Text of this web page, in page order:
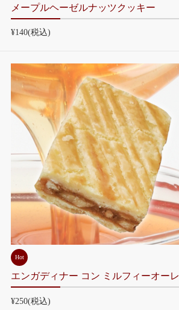
メープルヘーゼルナッツクッキー
¥140(税込)
Hot
エンガディナー コン ミルフィーオーレ
¥250(税込)